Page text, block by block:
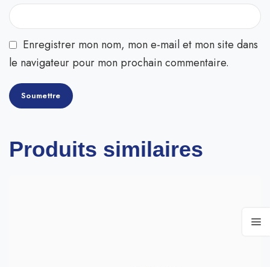
Enregistrer mon nom, mon e-mail et mon site dans
le navigateur pour mon prochain commentaire.
Produits similaires